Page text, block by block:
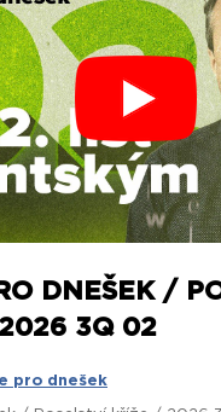
DNEŠEK /
3Q 02
pro dnešek